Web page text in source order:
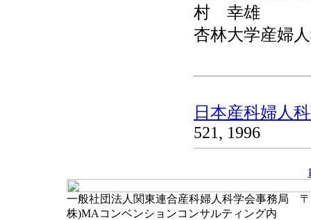
村 幸雄
杏林大学産婦
日本産科婦人
521, 1996
一般社団法人関東連合産科婦人科学会事務局 〒
株)MAコンベンションコンサルティング内